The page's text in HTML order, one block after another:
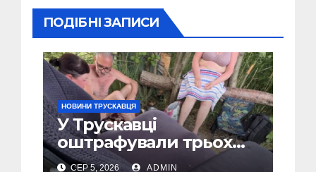
ПОДІБНІ ЗАПИСИ
НОВИНИ ТРУСКАВЦЯ
У Трускавці
оштрафували трьох
відпочивальників за
СЕР 5, 2026 ADMIN